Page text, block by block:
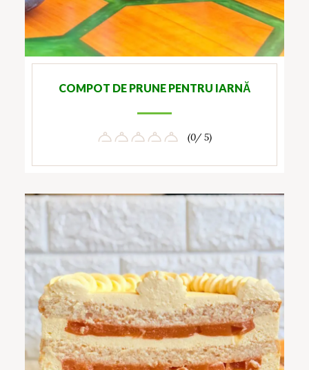
COMPOT DE PRUNE PENTRU IARNĂ
(0/ 5)